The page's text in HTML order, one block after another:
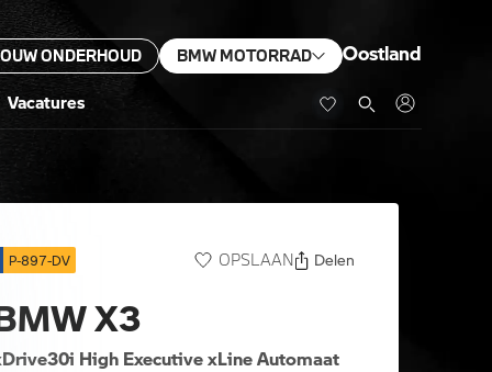
ONDERHOUD BMW MOTORRAD Oostland
Vacatures
P-897-DV OPSLAAN Delen
X3
High Executive xLine Automaat